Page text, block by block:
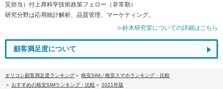
災担当）付上席科学技術政策フェロー（非常勤）
研究分野は応用統計解析、品質管理、マーケティング。
≫鈴木研究室についての詳細はこちら
顧客満足度について
オリコン顧客満足度ランキング
格安SIM／格安スマホランキング・比較
おすすめの格安SIMランキング・比較
2021年版